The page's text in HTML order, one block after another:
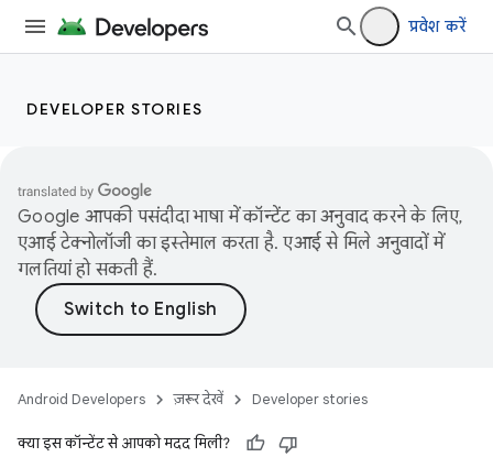
प्रवेश करें
DEVELOPER STORIES
Google आपकी पसंदीदा भाषा में कॉन्टेंट का अनुवाद करने के लिए,
एआई टेक्नोलॉजी का इस्तेमाल करता है. एआई से मिले अनुवादों में
गलतियां हो सकती हैं.
Android Developers ज़रूर देखें Developer stories
क्या इस कॉन्टेंट से आपको मदद मिली?